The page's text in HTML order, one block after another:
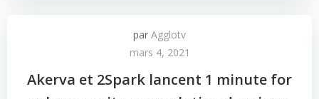
par Agglotv
mars 4, 2021
Akerva et 2Spark lancent 1 minute for